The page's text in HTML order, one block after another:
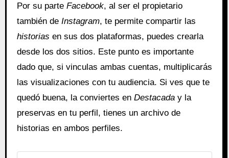
Por su parte Facebook, al ser el propietario
también de Instagram, te permite compartir las
historias en sus dos plataformas, puedes crearla
desde los dos sitios. Este punto es importante
dado que, si vinculas ambas cuentas, multiplicarás
las visualizaciones con tu audiencia. Si ves que te
quedó buena, la conviertes en Destacaday la
preservas en tu perfil, tienes un archivo de
historias en ambos perfiles.